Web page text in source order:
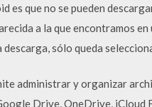
es que no se pueden
a la que encontramos
sólo queda
administrar y organizar
Drive, OneDrive, iCloud